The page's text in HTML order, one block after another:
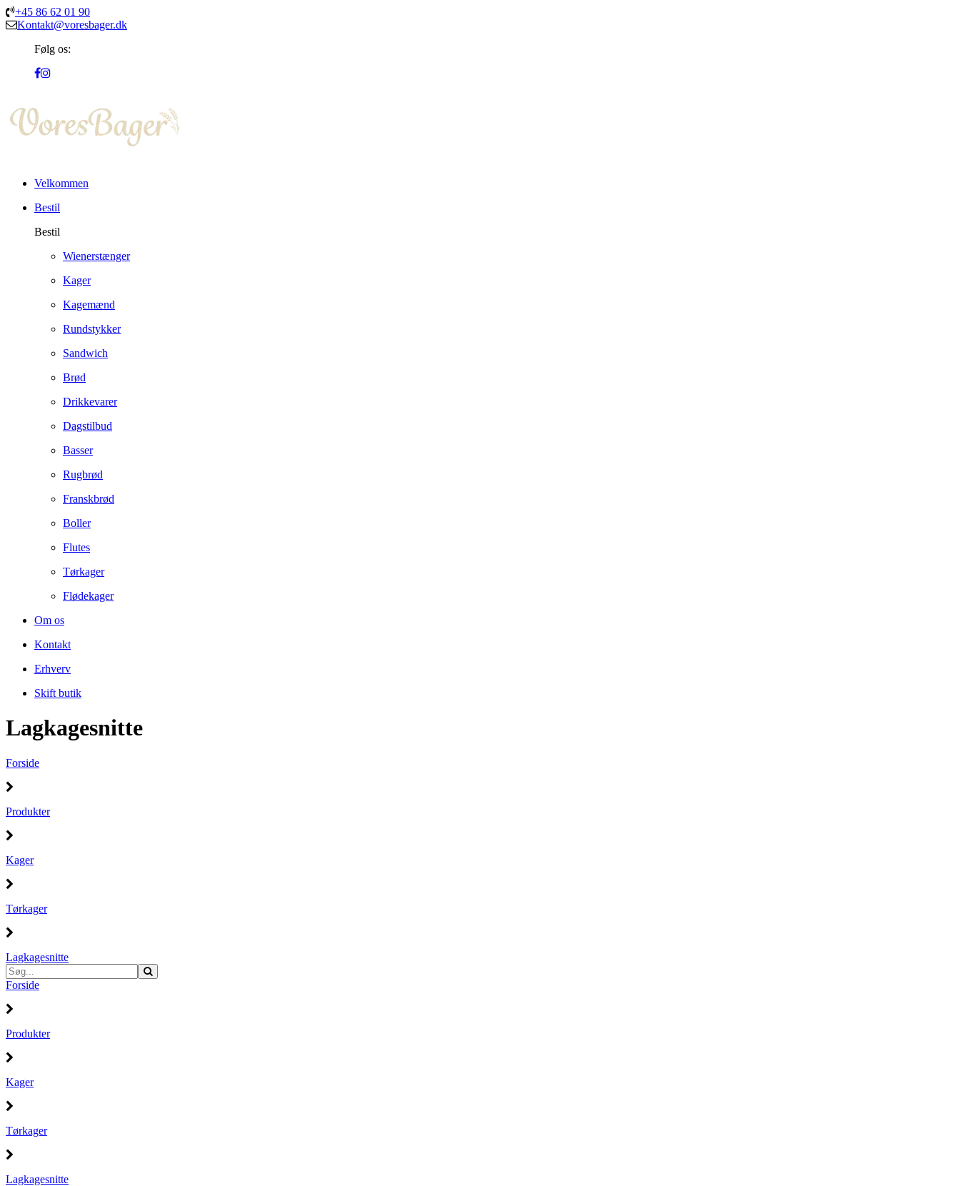
+45 86 62 01 90
Kontakt@voresbager.dk
Følg os:
Velkommen
Bestil
Bestil
Wienerstænger
Kager
Kagemænd
Rundstykker
Sandwich
Brød
Drikkevarer
Dagstilbud
Basser
Rugbrød
Franskbrød
Boller
Flutes
Tørkager
Flødekager
Om os
Kontakt
Erhverv
Skift butik
Lagkagesnitte
Forside
Produkter
Kager
Tørkager
Lagkagesnitte
Forside
Produkter
Kager
Tørkager
Lagkagesnitte